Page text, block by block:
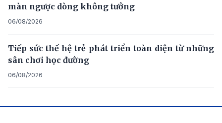
màn ngược dòng không tưởng
06/08/2026
Tiếp sức thế hệ trẻ phát triển toàn diện từ những
sân chơi học đường
06/08/2026